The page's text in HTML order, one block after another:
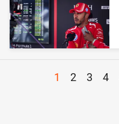
1 2 3 4